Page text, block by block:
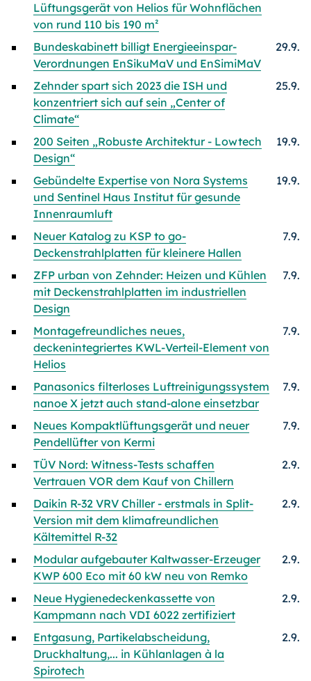
Lüftungsgerät von Helios für Wohnflächen
von rund 110 bis 190 m²
Bundeskabinett billigt Energieeinspar-
Verordnungen EnSikuMaV und EnSimiMaV
29.9.
Zehnder spart sich 2023 die ISH und
konzentriert sich auf sein „Center of
Climate“
25.9.
200 Seiten „Robuste Architektur - Lowtech
Design“
19.9.
Gebündelte Expertise von Nora Systems
und Sentinel Haus Institut für gesunde
Innenraumluft
19.9.
Neuer Katalog zu KSP to go-
Deckenstrahlplatten für kleinere Hallen
7.9.
ZFP urban von Zehnder: Heizen und Kühlen
mit Deckenstrahlplatten im industriellen
Design
7.9.
Montagefreundliches neues,
deckenintegriertes KWL-Verteil-Element von
Helios
7.9.
Panasonics filterloses Luftreinigungssystem
nanoe X jetzt auch stand-alone einsetzbar
7.9.
Neues Kompaktlüftungsgerät und neuer
Pendellüfter von Kermi
7.9.
TÜV Nord: Witness-Tests schaffen
Vertrauen VOR dem Kauf von Chillern
2.9.
Daikin R-32 VRV Chiller - erstmals in Split-
Version mit dem klimafreundlichen
Kältemittel R-32
2.9.
Modular aufgebauter Kaltwasser-Erzeuger
KWP 600 Eco mit 60 kW neu von Remko
2.9.
Neue Hygienedeckenkassette von
Kampmann nach VDI 6022 zertifiziert
2.9.
Entgasung, Partikelabscheidung,
Druckhaltung,... in Kühlanlagen à la
Spirotech
2.9.